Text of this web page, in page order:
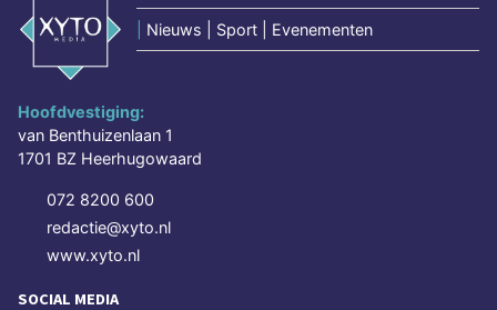
Nieuws | Sport | Evenementen
Hoofdvestiging:
van Benthuizenlaan 1
1701 BZ Heerhugowaard
072 8200 600
redactie@xyto.nl
www.xyto.nl
SOCIAL MEDIA